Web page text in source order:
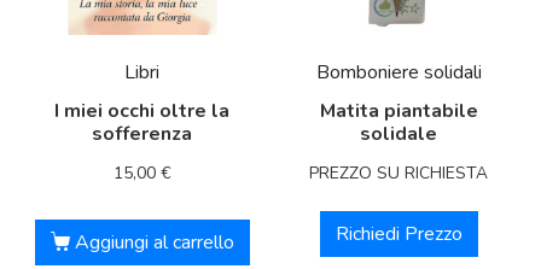
Libri
I miei occhi oltre la
sofferenza
15,00€
Aggiungi al carrello
Bomboniere solidali
Matita piantabile
solidale
PREZZO SU RICHIESTA
Richiedi Prezzo